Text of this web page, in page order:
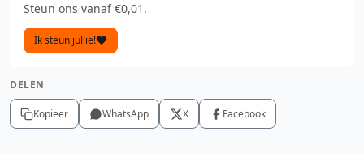
Steun ons vanaf €0,01.
Ik steun jullie!
DELEN
Kopieer WhatsApp X Facebook